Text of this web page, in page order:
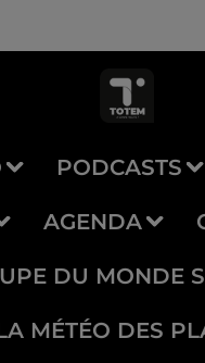
PODCASTS
AGENDA
DU MONDE
MÉTÉO DES